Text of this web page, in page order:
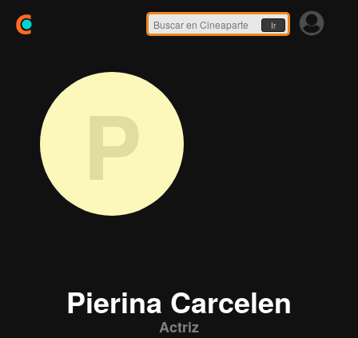
Ir
P
Pierina Carcelen
Actriz